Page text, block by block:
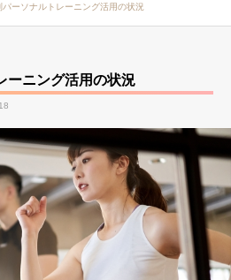
パーソナルトレーニング活用の状況
ーニング活用の状況